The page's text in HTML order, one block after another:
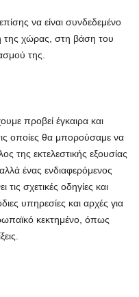
να είναι συνδεδεμένο
της χώρας, στη βάση του
της.
προβεί έγκαιρα και
οποίες θα μπορούσαμε να
της εκτελεστικής εξουσίας
ένας ενδιαφερόμενος
σχετικές οδηγίες και
υπηρεσίες και αρχές για
κεκτημένο, όπως